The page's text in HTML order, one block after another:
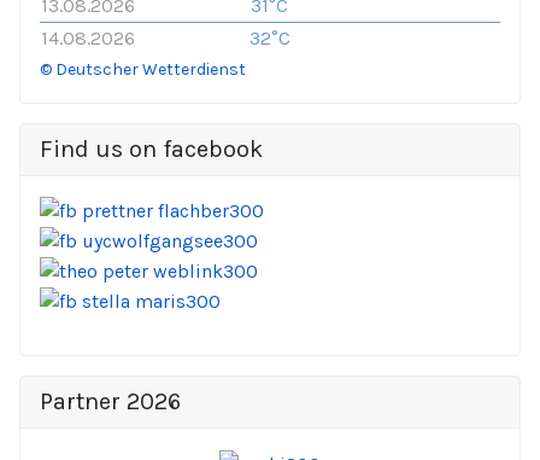
13.08.2026
31°C
14.08.2026
32°C
© Deutscher Wetterdienst
Find us on facebook
Partner 2026